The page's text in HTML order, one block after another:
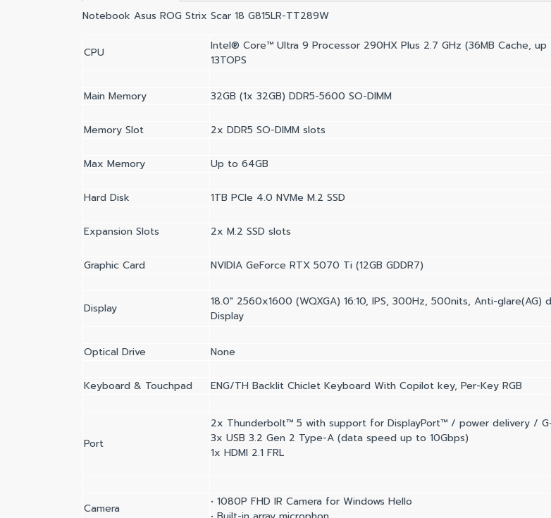
Notebook Asus ROG Strix Scar 18 G815LR-TT289W
CPU
Intel® Core™ Ultra 9 Processor 290HX Plus 2.7 GHz (36MB Cache,
13TOPS
Main Memory 32GB (1x 32GB) DDR5-5600 SO-DIMM
Memory Slot 2x DDR5 SO-DIMM slots
Max Memory Up to 64GB
Hard Disk 1TB PCIe 4.0 NVMe M.2 SSD
Expansion Slots 2x M.2 SSD slots
Graphic Card NVIDIA GeForce RTX 5070 Ti (12GB GDDR7)
Display
18.0" 2560x1600 (WQXGA) 16:10, IPS, 300Hz, 500nits, Anti-glare(AG)
Display
Optical Drive None
Keyboard & Touchpad ENG/TH Backlit Chiclet Keyboard With Copilot key, Per-Key RGB
Port
2x Thunderbolt™ 5 with support for DisplayPort™ / power delivery /
3x USB 3.2 Gen 2 Type-A (data speed up to 10Gbps)
1x HDMI 2.1 FRL
Camera
• 1080P FHD IR Camera for Windows Hello